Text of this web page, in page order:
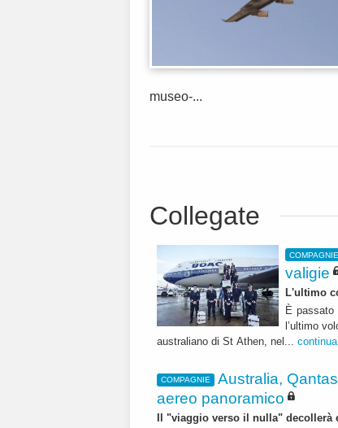
museo-...
Collegate
COMPAGNIE
valigie
L'ultimo
È
l’ultimo
australiano di St Athen, nel... continua
COMPAGNIE
Australia,
aereo panoramico
Il "viaggio verso il nulla" decollerà